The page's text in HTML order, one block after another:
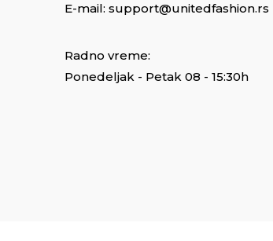
E-mail: support@unitedfashion.rs
Radno vreme:
Ponedeljak - Petak 08 - 15:30h